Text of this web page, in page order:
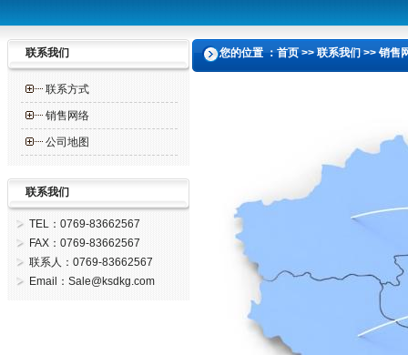
您的位置 ：首页 >> 联系我们 >> 销售
联系我们
联系方式
销售网络
公司地图
联系我们
TEL：0769-83662567
FAX：0769-83662567
联系人：0769-83662567
Email：Sale@ksdkg.com